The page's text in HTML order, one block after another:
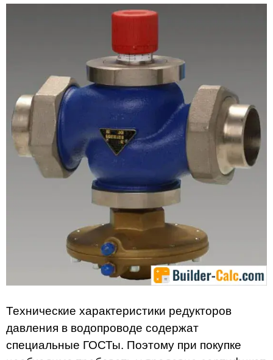
Технические характеристики редукторов
давления в водопроводе содержат
специальные ГОСТы. Поэтому при покупке